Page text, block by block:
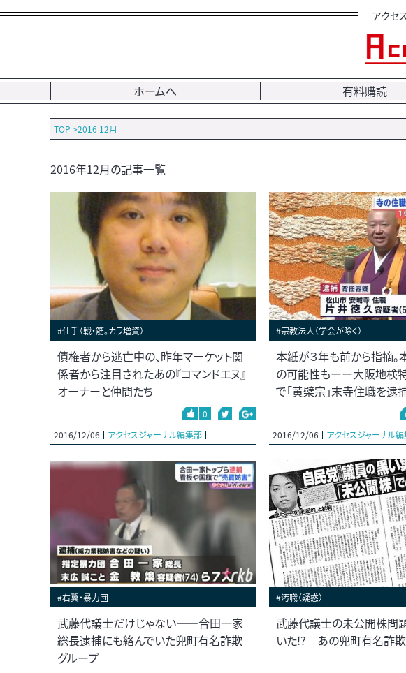
アクセ
ホームへ 有料購読
TOP >2016 12月
2016年12月の記事一覧
#仕手（戦・筋。カラ増資）
債権者から逃亡中の、昨年マーケット関
係者から注目されたあの『コマンドエヌ』
オーナーと仲間たち
0
2016/12/06
アクセスジャーナル編集部
#宗教法人（学会が除く）
本紙が３年も前から指摘。
の可能性もーー大阪地検
で「黄檗宗」末寺住職を逮
2016/12/06
アクセスジャーナル
#右翼・暴力団
武藤代議士だけじゃない――合田一家
総長逮捕にも絡んでいた兜町有名詐欺
グループ
#汚職（疑惑）
武藤代議士の未公開株問
いた!? あの兜町有名詐欺